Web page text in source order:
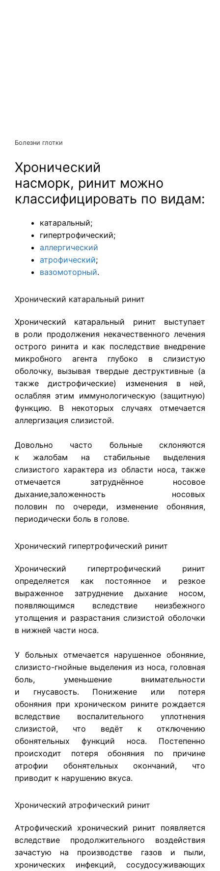
Болезни глотки
Хронический
насморк, ринит можно
классифицировать по видам:
катаральный;
гипертрофический;
аллергический
атрофический;
вазомоторный.
Хронический катаральный ринит
Хронический катаральный ринит выступает
в роли продолжения некачественного лечения
острого ринита и как последствие внедрение
микробного агента глубоко в слизистую
оболочку, вызывая твердые деструктивные (а
также дистрофические) изменения в ней,
ослабляя этим иммунологическую (защитную)
функцию. В некоторых случаях отмечается
аллергизация слизистой.
Довольно часто больные склоняются
к жалобам на стабильные выделения
слизистого характера из области носа, также
отмечается затруднённое носовое
дыхание,заложенность носовых
половин по очереди, изменение обоняния,
периодически боль в голове.
Хронический гипертрофический ринит
Хронический гипертрофический ринит
определяется как постоянное и резкое
выраженное затруднение дыхание носом,
появляющимся вследствие неизбежного
утолщения и разрастания слизистой оболочки
в нижней части носа.
У больных отмечается нарушенное обоняние,
слизисто-гнойные выделения из носа, головная
боль, уменьшение внимательности
и гнусавость. Понижение или потеря
обоняния при хроническом рините рождается
вследствие воспалительного уплотнения
слизистой, что ведёт к отключению
обонятельных функций носа. Постепенно
происходит потеря обоняния по причине
атрофии обонятельных окончаний, что
приводит к нарушению вкуса.
Хронический атрофический ринит
Атрофический хронический ринит появляется
вследствие продолжительного воздействия
зачастую на производстве газов и пыли,
хронических инфекций, сосудосуживающих